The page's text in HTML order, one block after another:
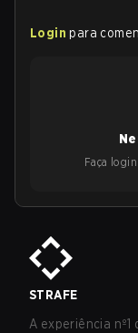
Login para
Faça
STRAFE
A experiência